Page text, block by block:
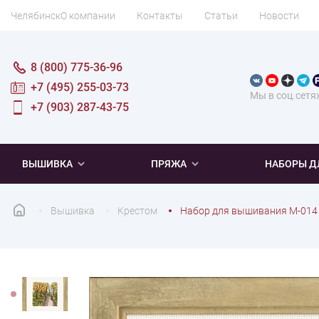
ЧелябинскО компании Контакты Статьи Новости
Мы в
8 (800) 775-36-96
+7 (495) 255-03-73
+7 (903) 287-43-75
ВЫШИВКА ПРЯЖА НАБОРЫ
Вышивка Крестом Набор для вышивания М-014